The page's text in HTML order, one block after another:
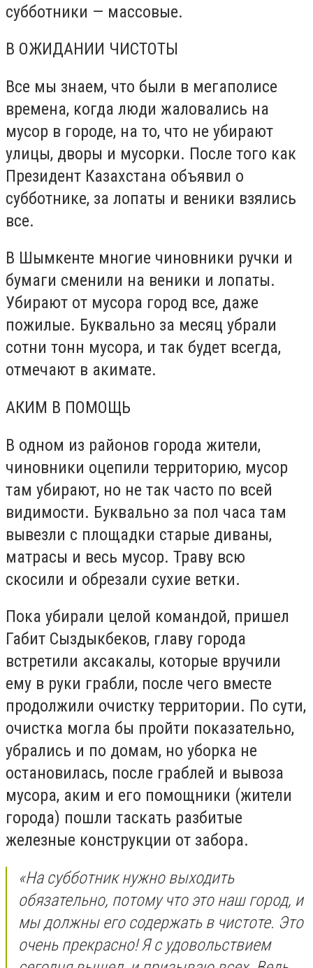
субботники — массовые.
В ОЖИДАНИИ ЧИСТОТЫ
Все мы знаем, что были в мегаполисе
времена, когда люди жаловались на
мусор в городе, на то, что не убирают
улицы, дворы и мусорки. После того как
Президент Казахстана объявил о
субботнике, за лопаты и веники взялись
все.
В Шымкенте многие чиновники ручки и
бумаги сменили на веники и лопаты.
Убирают от мусора город все, даже
пожилые. Буквально за месяц убрали
сотни тонн мусора, и так будет всегда,
отмечают в акимате.
АКИМ В ПОМОЩЬ
В одном из районов города жители,
чиновники оцепили территорию, мусор
там убирают, но не так часто по всей
видимости. Буквально за пол часа там
вывезли с площадки старые диваны,
матрасы и весь мусор. Траву всю
скосили и обрезали сухие ветки.
Пока убирали целой командой, пришел
Габит Сыздыкбеков, главу города
встретили аксакалы, которые вручили
ему в руки грабли, после чего вместе
продолжили очистку территории. По сути,
очистка могла бы пройти показательно,
убрались и по домам, но уборка не
остановилась, после граблей и вывоза
мусора, аким и его помощники (жители
города) пошли таскать разбитые
железные конструкции от забора.
«На субботник нужно выходить
обязательно, потому что это наш город, и
мы должны его содержать в чистоте. Это
очень прекрасно! Я с удовольствием